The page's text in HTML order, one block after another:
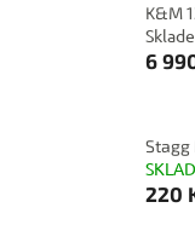
K&M
6
Stagg
220